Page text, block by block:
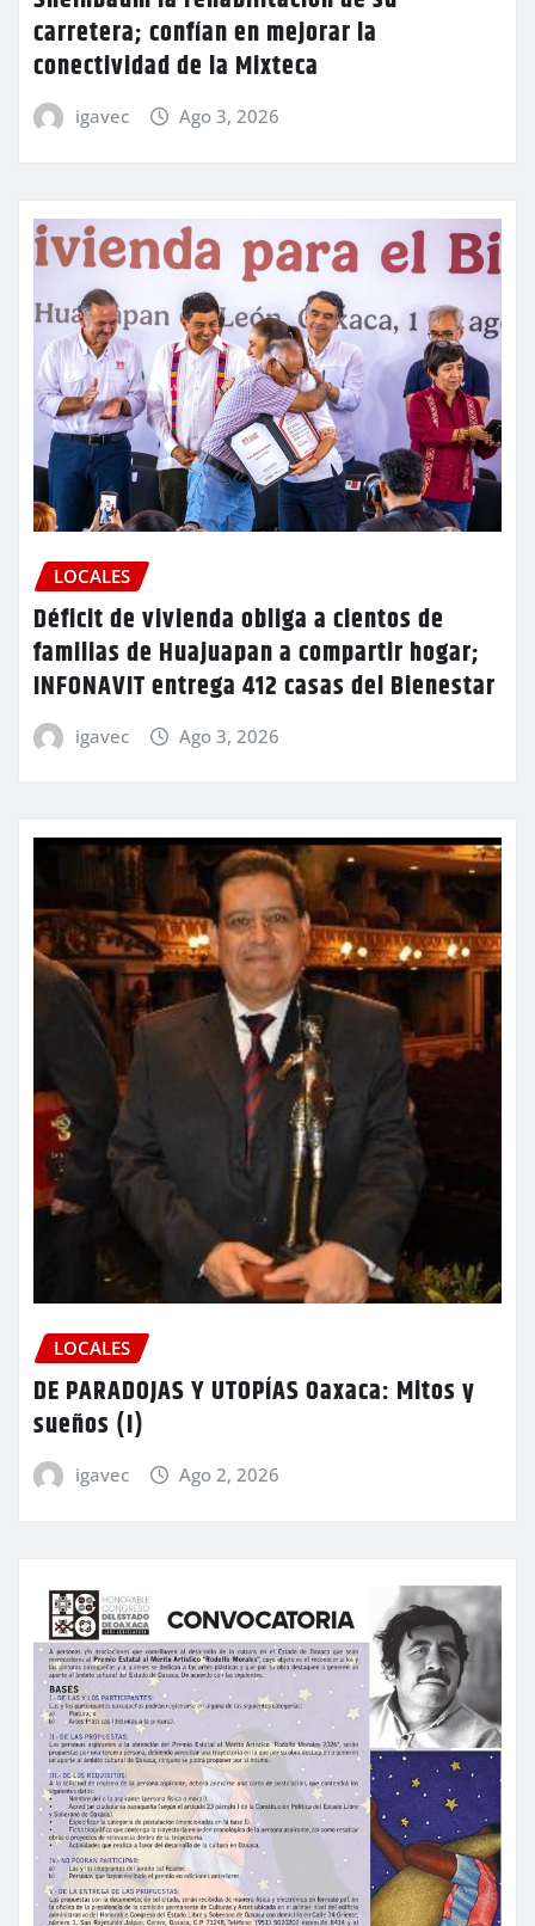
carretera; confían en mejorar la
conectividad de la Mixteca
igavec Ago 3, 2026
LOCALES
Déficit de vivienda obliga a cientos de
familias de Huajuapan a compartir hogar;
INFONAVIT entrega 412 casas del Bienestar
igavec Ago 3, 2026
LOCALES
DE PARADOJAS Y UTOPÍAS Oaxaca: Mitos y
sueños (I)
igavec Ago 2, 2026